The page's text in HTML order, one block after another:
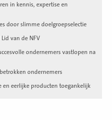
in kennis, expertise en
door slimme doelgroepselectie
van de NFV
ondernemers vastlopen na
ondernemers
en eerlijke producten toegankelijk